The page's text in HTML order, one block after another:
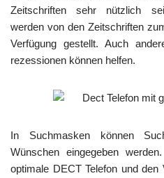
Zeitschriften sehr nützlich
werden von den Zeitschriften
Verfügung gestellt. Auch
rezessionen können helfen.
In Suchmasken können
Wünschen eingegeben
optimale DECT Telefon und